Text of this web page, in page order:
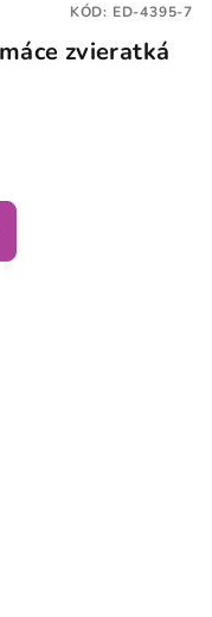
zvieratká
KÓD: ED-4395-7